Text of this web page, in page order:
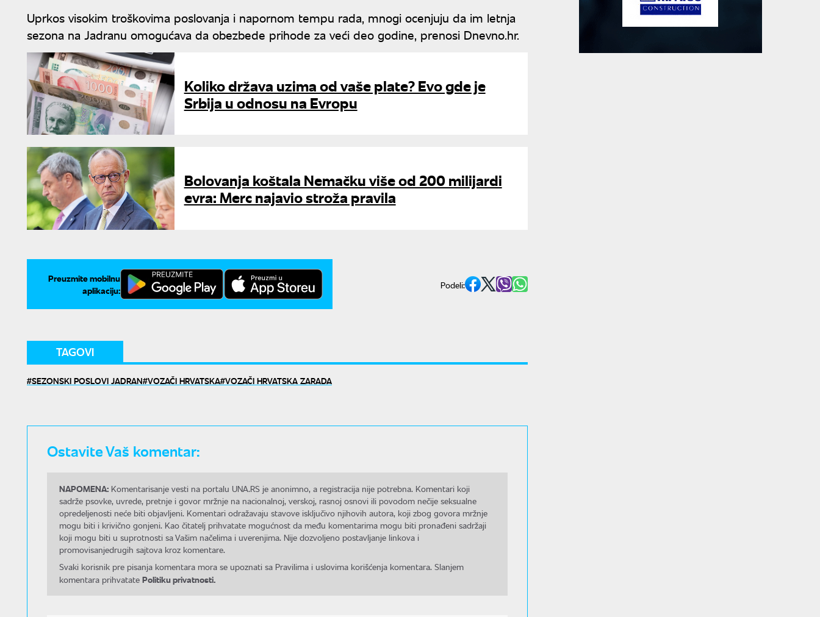
Uprkos visokim troškovima poslovanja i napornom tempu rada, mnogi ocenjuju da im letnja
sezona na Jadranu omogućava da obezbede prihode za veći deo godine, prenosi Dnevno.hr.
Koliko država uzima od vaše plate? Evo gde je
Srbija u odnosu na Evropu
Bolovanja koštala Nemačku više od 200 milijardi
evra: Merc najavio stroža pravila
Preuzmite mobilnu
aplikaciju:
Podeli:
TAGOVI
SEZONSKI POSLOVI JADRAN VOZAČI HRVATSKA VOZAČI HRVATSKA ZARADA
Ostavite Vaš komentar:
NAPOMENA: Komentarisanje vesti na portalu UNA.RS je anonimno, a registracija nije potrebna. Komentari koji
sadrže psovke, uvrede, pretnje i govor mržnje na nacionalnoj, verskoj, rasnoj osnovi ili povodom nečije seksualne
opredeljenosti neće biti objavljeni. Komentari odražavaju stavove isključivo njihovih autora, koji zbog govora mržnje
mogu biti i krivično gonjeni. Kao čitatelj prihvatate mogućnost da među komentarima mogu biti pronađeni sadržaji
koji mogu biti u suprotnosti sa Vašim načelima i uverenjima. Nije dozvoljeno postavljanje linkova i
promovisanjedrugih sajtova kroz komentare.
Svaki korisnik pre pisanja komentara mora se upoznati sa Pravilima i uslovima korišćenja komentara. Slanjem
komentara prihvatate Politiku privatnosti.